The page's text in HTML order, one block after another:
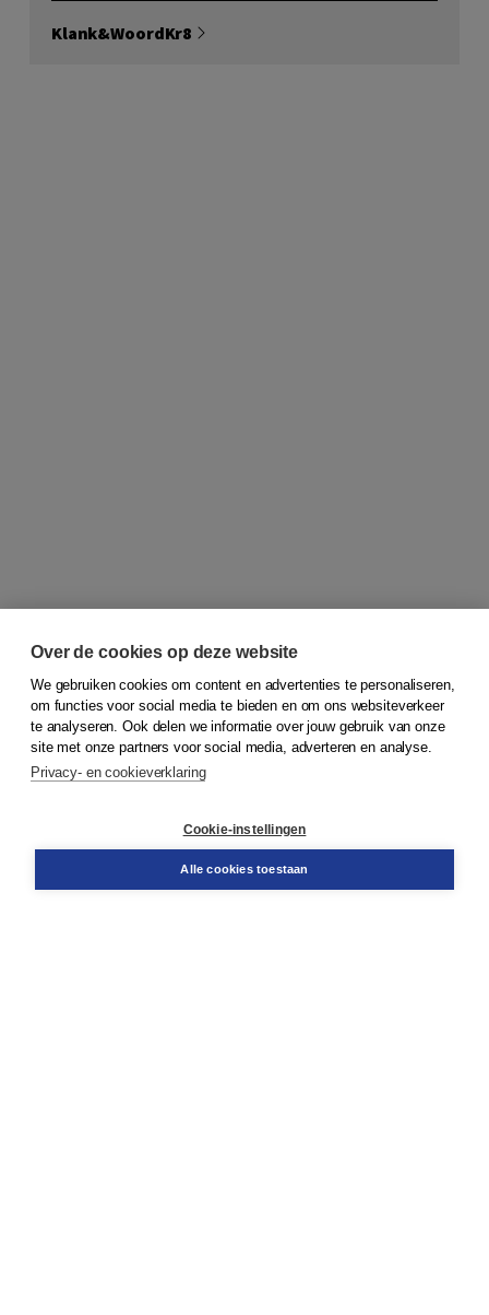
Klank&WoordKr8
© 2026Koninklijke Boom uitgevers
Bestellen
Over de cookies op deze website
We gebruiken cookies om content en advertenties te personaliseren,
om functies voor social media te bieden en om ons websiteverkeer
te analyseren. Ook delen we informatie over jouw gebruik van onze
site met onze partners voor social media, adverteren en analyse.
Privacy- en cookieverklaring
Cookie-instellingen
Alle cookies toestaan